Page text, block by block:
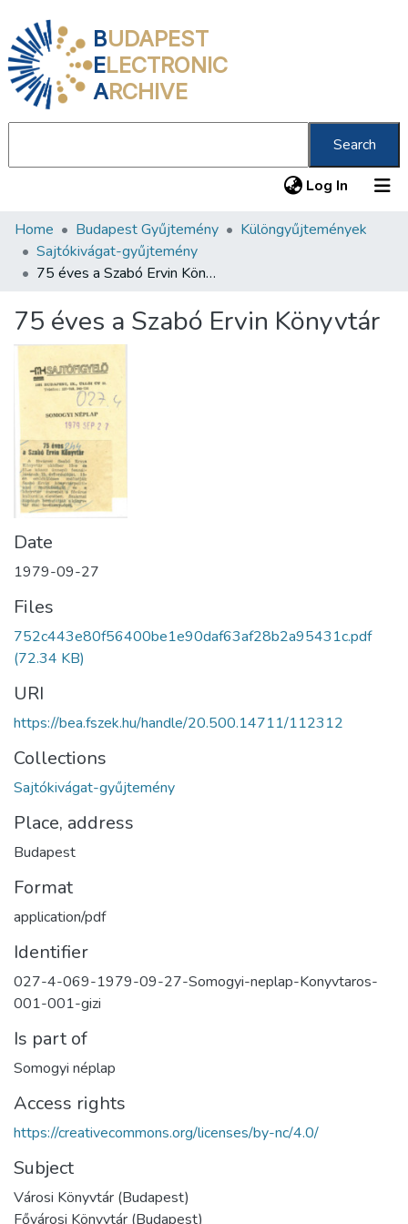
BUDAPEST
ELECTRONIC
ARCHIVE
Search
Log In (current)
Communities & Collections
All of DSpace
About us
Home Budapest Gyűjtemény
Különgyűjtemények
Sajtókivágat-gyűjtemény
75 éves a Szabó Ervin Könyvtár
75 éves a Szabó Ervin Könyvtár
Date
1979-09-27
Files
752c443e80f56400be1e90daf63af28b2a95431c.pdf
(72.34 KB)
URI
https://bea.fszek.hu/handle/20.500.14711/112312
Collections
Sajtókivágat-gyűjtemény
Place, address
Budapest
Format
application/pdf
Identifier
027-4-069-1979-09-27-Somogyi-neplap-Konyvtaros-
001-001-gizi
Is part of
Somogyi néplap
Access rights
https://creativecommons.org/licenses/by-nc/4.0/
Subject
Városi Könyvtár (Budapest)
Fővárosi Könyvtár (Budapest)